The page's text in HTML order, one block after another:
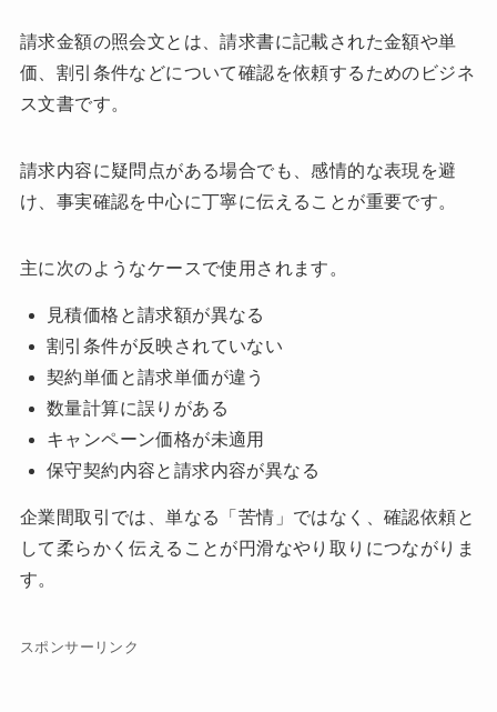
請求金額の照会文とは、請求書に記載された金額や単
価、割引条件などについて確認を依頼するためのビジネ
ス文書です。
請求内容に疑問点がある場合でも、感情的な表現を避
け、事実確認を中心に丁寧に伝えることが重要です。
主に次のようなケースで使用されます。
見積価格と請求額が異なる
割引条件が反映されていない
契約単価と請求単価が違う
数量計算に誤りがある
キャンペーン価格が未適用
保守契約内容と請求内容が異なる
企業間取引では、単なる「苦情」ではなく、確認依頼と
して柔らかく伝えることが円滑なやり取りにつながりま
す。
スポンサーリンク